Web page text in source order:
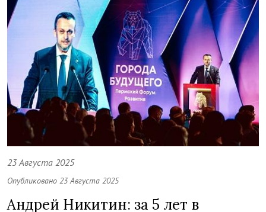
23 Августа 2025
Опубликовано 23 Августа 2025
Андрей Никитин: за 5 лет в